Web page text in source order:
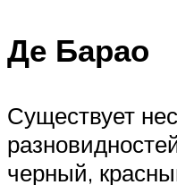
Де Барао
Существует
черный,